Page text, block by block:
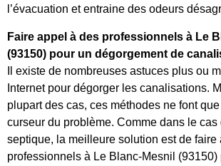
l’évacuation et entraine des odeurs
Faire appel à des professionnels à Le
(93150) pour un dégorgement de
Il existe de nombreuses astuces plus ou
Internet pour dégorger les canalisations.
plupart des cas, ces méthodes ne font
curseur du problème. Comme dans le cas
septique, la meilleure solution est de faire
professionnels à Le Blanc-Mesnil (93150)